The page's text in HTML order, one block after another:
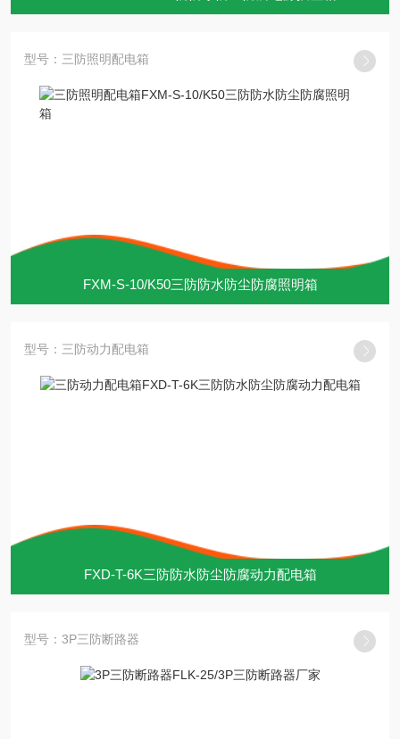
型号：三防照明配电箱
FXM-S-10/K50三防防水防尘防腐照明箱
型号：三防动力配电箱
FXD-T-6K三防防水防尘防腐动力配电箱
型号：3P三防断路器